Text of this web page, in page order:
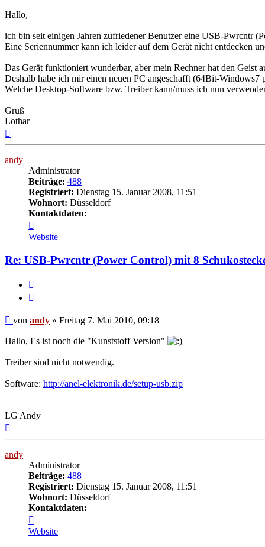
Hallo,
ich bin seit einigen Jahren zufriedener Benutzer eine USB-Pwrcntr
Eine Seriennummer kann ich leider auf dem Gerät nicht entdecken
Das Gerät funktioniert wunderbar, aber mein Rechner hat den Geist
Deshalb habe ich mir einen neuen PC angeschafft (64Bit-Windows7
Welche Desktop-Software bzw. Treiber kann/muss ich nun
Gruß
Lothar
andy
Administrator
Beiträge: 488
Registriert: Dienstag 15. Januar 2008, 11:51
Wohnort: Düsseldorf
Kontaktdaten:
von
andy
Website
Re: USB-Pwrcntr (Power Control) mit 8
Beitrag
von andy » Freitag 7. Mai 2010, 09:18
Hallo, Es ist noch die "Kunststoff Version"
Treiber sind nicht notwendig.
Software: http://anel-elektronik.de/setup-usb.zip
LG Andy
andy
Administrator
Beiträge: 488
Registriert: Dienstag 15. Januar 2008, 11:51
Wohnort: Düsseldorf
Kontaktdaten:
von
andy
Website